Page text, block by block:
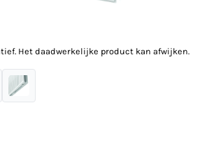
Het daadwerkelijke product kan afwijken.